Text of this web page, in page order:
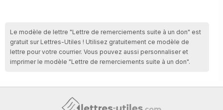
Le modèle de lettre "Lettre de remerciements suite à un don" est
gratuit sur Lettres-Utiles ! Utilisez gratuitement ce modèle de
lettre pour votre courrier. Vous pouvez aussi personnaliser et
imprimer le modèle "Lettre de remerciements suite à un don".